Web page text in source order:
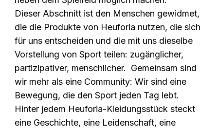
Dieser Abschnitt ist den Menschen gewidmet,
die die Produkte von Heuforia nutzen, die sich
für uns entscheiden und die mit uns dieselbe
Vorstellung von Sport teilen: zugänglicher,
partizipativer, menschlicher. Gemeinsam sind
wir mehr als eine Community: Wir sind eine
Bewegung, die den Sport jeden Tag lebt.
Hinter jedem Heuforia-Kleidungsstück steckt
eine Geschichte, eine Leidenschaft, eine